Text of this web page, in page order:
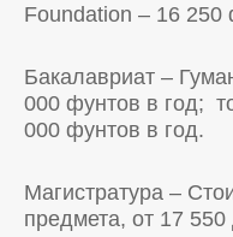
Foundation – 16 250
Бакалавриат –
000 фунтов в год;
000 фунтов в год.
Магистратура –
предмета, от 17